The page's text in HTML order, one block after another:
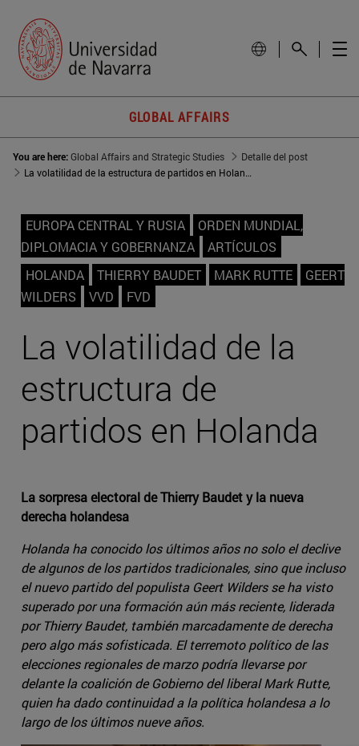
GLOBAL AFFAIRS
You are here:Global Affairs and Strategic Studies
Detalle del post
La volatilidad de la estructura de partidos en Holanda
EUROPA CENTRAL Y RUSIA
ORDEN MUNDIAL,
DIPLOMACIA Y GOBERNANZA
ARTÍCULOS
HOLANDA
THIERRY BAUDET MARK RUTTE
GEERT
WILDERS
VVD FVD
La volatilidad de la
estructura de
partidos en Holanda
La sorpresa electoral de Thierry Baudet y la nueva
derecha holandesa
Holanda ha conocido los últimos años no solo el declive
de algunos de los partidos tradicionales, sino que incluso
el nuevo partido del populista Geert Wilders se ha visto
superado por una formación aún más reciente, liderada
por Thierry Baudet, también marcadamente de derecha
pero algo más sofisticada. El terremoto político de las
elecciones regionales de marzo podría llevarse por
delante la coalición de Gobierno del liberal Mark Rutte,
quien ha dado continuidad a la política holandesa a lo
largo de los últimos nueve años.